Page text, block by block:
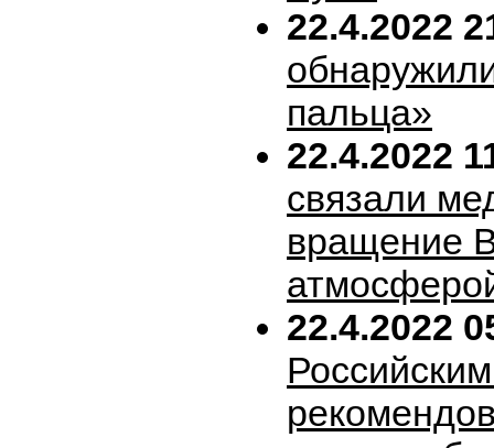
22.4.2022
пальца»
22.4.2022
связали
вращение
22.4.2022